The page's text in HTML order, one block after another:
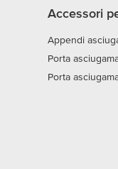
Accessori
Appendi
Porta
Porta